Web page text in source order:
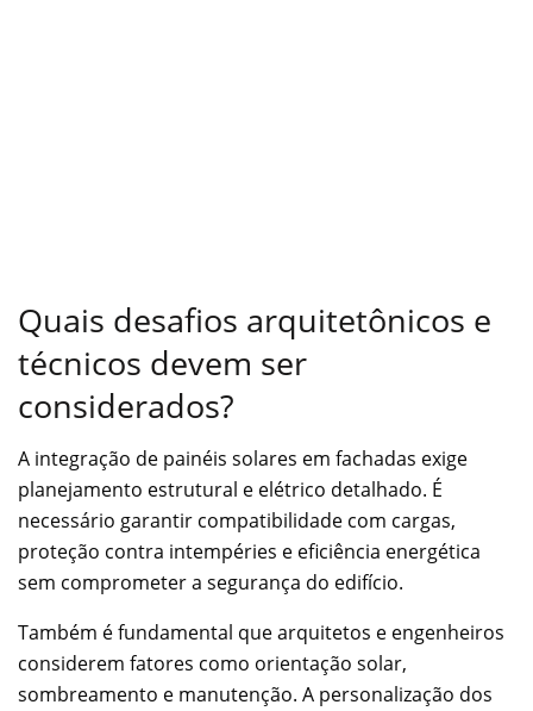
Quais desafios arquitetônicos e
técnicos devem ser
considerados?
A integração de painéis solares em fachadas exige
planejamento estrutural e elétrico detalhado. É
necessário garantir compatibilidade com cargas,
proteção contra intempéries e eficiência energética
sem comprometer a segurança do edifício.
Também é fundamental que arquitetos e engenheiros
considerem fatores como orientação solar,
sombreamento e manutenção. A personalização dos